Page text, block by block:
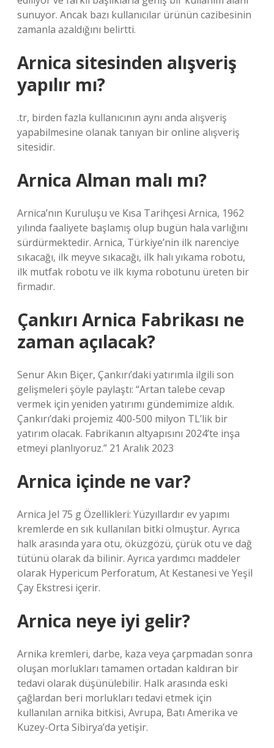
sunuyor. Ancak bazı kullanıcılar ürünün cazibesinin
zamanla azaldığını belirtti.
Arnica sitesinden alışveriş
yapılır mı?
.tr, birden fazla kullanıcının aynı anda alışveriş
yapabilmesine olanak tanıyan bir online alışveriş
sitesidir.
Arnica Alman malı mı?
Arnica’nın Kuruluşu ve Kısa Tarihçesi Arnica, 1962
yılında faaliyete başlamış olup bugün hala varlığını
sürdürmektedir. Arnica, Türkiye’nin ilk narenciye
sıkacağı, ilk meyve sıkacağı, ilk halı yıkama robotu,
ilk mutfak robotu ve ilk kıyma robotunu üreten bir
firmadır.
Çankırı Arnica Fabrikası ne
zaman açılacak?
Senur Akın Biçer, Çankırı’daki yatırımla ilgili son
gelişmeleri şöyle paylaştı: “Artan talebe cevap
vermek için yeniden yatırımı gündemimize aldık.
Çankırı’daki projemiz 400-500 milyon TL’lik bir
yatırım olacak. Fabrikanın altyapısını 2024’te inşa
etmeyi planlıyoruz.” 21 Aralık 2023
Arnica içinde ne var?
Arnica Jel 75 g Özellikleri: Yüzyıllardır ev yapımı
kremlerde en sık kullanılan bitki olmuştur. Ayrıca
halk arasında yara otu, öküzgözü, çürük otu ve dağ
tütünü olarak da bilinir. Ayrıca yardımcı maddeler
olarak Hypericum Perforatum, At Kestanesi ve Yeşil
Çay Ekstresi içerir.
Arnica neye iyi gelir?
Arnika kremleri, darbe, kaza veya çarpmadan sonra
oluşan morlukları tamamen ortadan kaldıran bir
tedavi olarak düşünülebilir. Halk arasında eski
çağlardan beri morlukları tedavi etmek için
kullanılan arnika bitkisi, Avrupa, Batı Amerika ve
Kuzey-Orta Sibirya’da yetişir.